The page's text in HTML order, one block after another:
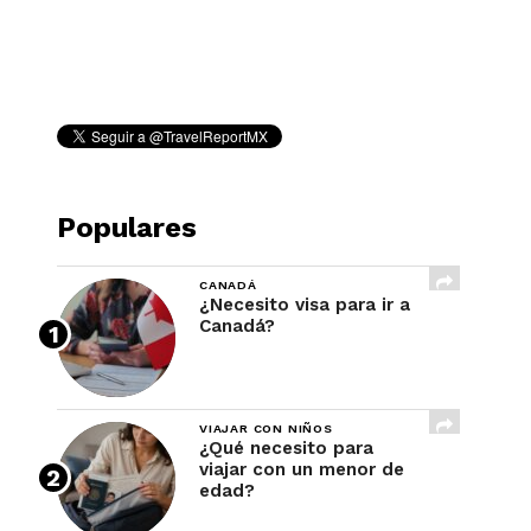
Populares
CANADÁ
¿Necesito visa para ir a
Canadá?
VIAJAR CON NIÑOS
¿Qué necesito para
viajar con un menor de
edad?